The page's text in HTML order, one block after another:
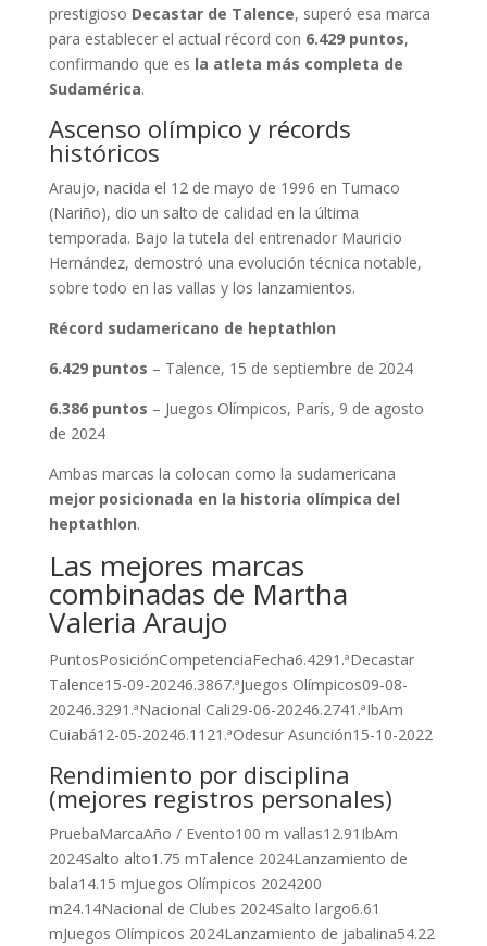
prestigioso Decastar de Talence, superó esa marca
para establecer el actual récord con 6.429 puntos,
confirmando que es la atleta más completa de
Sudamérica.
Ascenso olímpico y récords
históricos
Araujo, nacida el 12 de mayo de 1996 en Tumaco
(Nariño), dio un salto de calidad en la última
temporada. Bajo la tutela del entrenador Mauricio
Hernández, demostró una evolución técnica notable,
sobre todo en las vallas y los lanzamientos.
Récord sudamericano de heptathlon
6.429 puntos – Talence, 15 de septiembre de 2024
6.386 puntos – Juegos Olímpicos, París, 9 de agosto
de 2024
Ambas marcas la colocan como la sudamericana
mejor posicionada en la historia olímpica del
heptathlon.
Las mejores marcas
combinadas de Martha
Valeria Araujo
PuntosPosiciónCompetenciaFecha6.4291.ªDecastar
Talence15-09-20246.3867.ªJuegos Olímpicos09-08-
20246.3291.ªNacional Cali29-06-20246.2741.ªIbAm
Cuiabá12-05-20246.1121.ªOdesur Asunción15-10-2022
Rendimiento por disciplina
(mejores registros personales)
PruebaMarcaAño / Evento100 m vallas12.91IbAm
2024Salto alto1.75 mTalence 2024Lanzamiento de
bala14.15 mJuegos Olímpicos 2024200
m24.14Nacional de Clubes 2024Salto largo6.61
mJuegos Olímpicos 2024Lanzamiento de jabalina54.22